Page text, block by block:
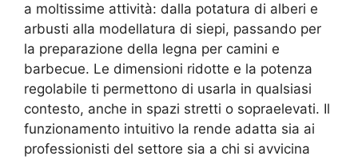
a moltissime attività: dalla potatura di alberi e
arbusti alla modellatura di siepi, passando per
la preparazione della legna per camini e
barbecue. Le dimensioni ridotte e la potenza
regolabile ti permettono di usarla in qualsiasi
contesto, anche in spazi stretti o sopraelevati. Il
funzionamento intuitivo la rende adatta sia ai
professionisti del settore sia a chi si avvicina